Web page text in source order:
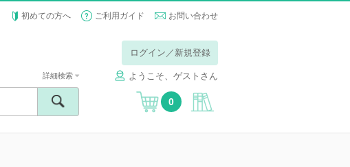
初めての方へ ご利用ガイド お問い合わせ
ログイン／新規登録
ようこそ、ゲストさん
詳細検索
0